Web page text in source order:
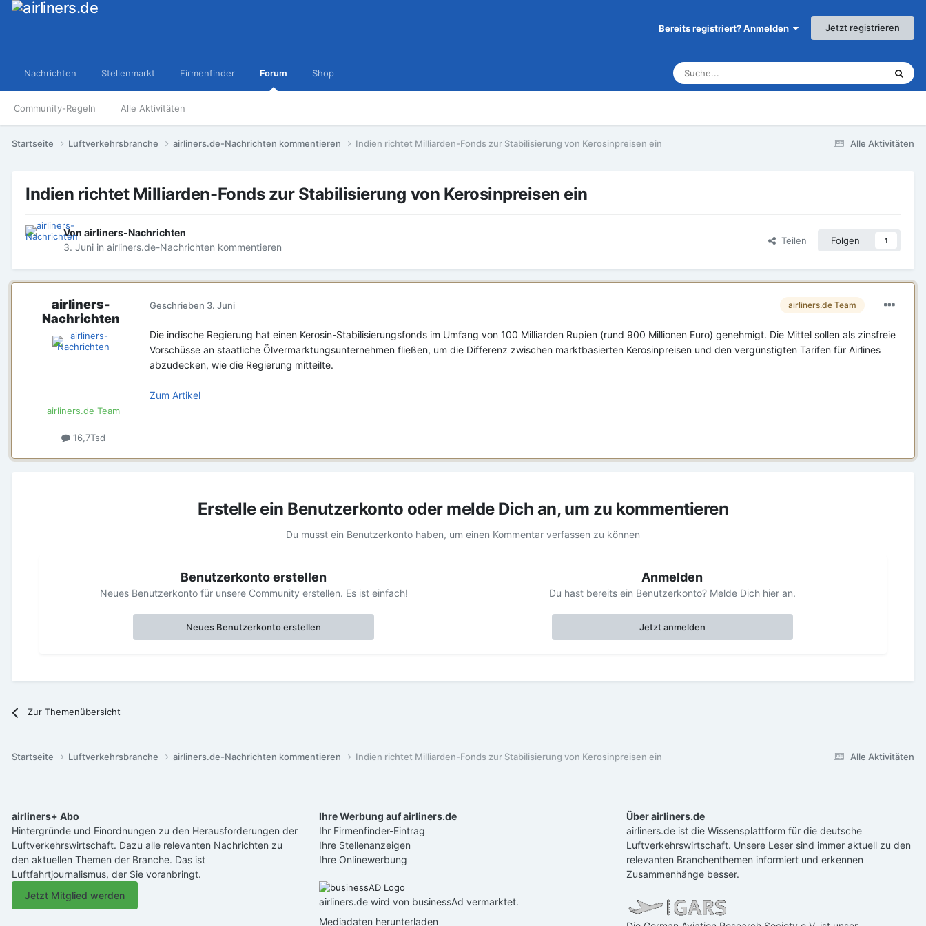
Bereits registriert? Anmelden Jetzt registrieren
Nachrichten Stellenmarkt Firmenfinder Forum
Community-Regeln Alle Aktivitäten
Shop
Alle Aktivitäten
Startseite Luftverkehrsbranche airliners.de-Nachrichten kommentieren Indien richtet Milliarden-Fonds zur Stabilisierung von Kerosinpreisen ein
Indien richtet Milliarden-Fonds zur Stabilisierung von Kerosinpreisen ein
Von airliners-Nachrichten
3. Juni in airliners.de-Nachrichten kommentieren
Teilen Folgen 1
airliners-
Nachrichten
airliners.de Team
16,7Tsd
airliners.de Team
Geschrieben 3. Juni
Die indische Regierung hat einen Kerosin-Stabilisierungsfonds im Umfang von 100 Milliarden Rupien (rund 900 Millionen Euro) genehmigt. Die Mittel sollen als zinsfreie
Vorschüsse an staatliche Ölvermarktungsunternehmen fließen, um die Differenz zwischen marktbasierten Kerosinpreisen und den vergünstigten Tarifen für Airlines
abzudecken, wie die Regierung mitteilte.
Zum Artikel
Erstelle ein Benutzerkonto oder melde Dich an, um zu kommentieren
Du musst ein Benutzerkonto haben, um einen Kommentar verfassen zu können
Benutzerkonto erstellen
Neues Benutzerkonto für unsere Community erstellen. Es ist einfach!
Neues Benutzerkonto erstellen
Anmelden
Du hast bereits ein Benutzerkonto? Melde Dich hier an.
Jetzt anmelden
Zur Themenübersicht
Alle Aktivitäten
Startseite Luftverkehrsbranche airliners.de-Nachrichten kommentieren Indien richtet Milliarden-Fonds zur Stabilisierung von Kerosinpreisen ein
airliners+ Abo
Hintergründe und Einordnungen zu den Herausforderungen der
Luftverkehrswirtschaft. Dazu alle relevanten Nachrichten zu
den aktuellen Themen der Branche. Das ist
Luftfahrtjournalismus, der Sie voranbringt.
Jetzt Mitglied werden
Ihre Werbung auf airliners.de
Ihr Firmenfinder-Eintrag
Ihre Stellenanzeigen
Ihre Onlinewerbung
airliners.de wird von businessAd vermarktet.
Mediadaten herunterladen
Über airliners.de
airliners.de ist die Wissensplattform für die deutsche
Luftverkehrswirtschaft. Unsere Leser sind immer aktuell zu den
relevanten Branchenthemen informiert und erkennen
Zusammenhänge besser.